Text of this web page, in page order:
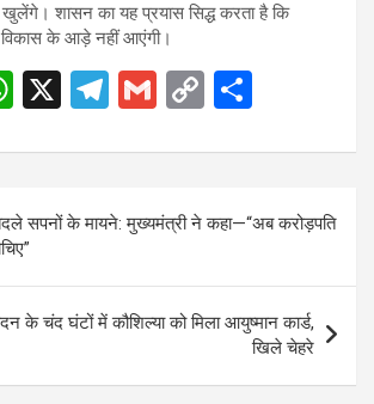
खुलेंगे। शासन का यह प्रयास सिद्ध करता है कि
विकास के आड़े नहीं आएंगी।
W
at
s
A
p
p
X
T
e
gr
a
m
G
ail
C
py
n
k
ar
सपनों के मायने: मुख्यमंत्री ने कहा—“अब करोड़पति
के चंद घंटों में कौशिल्या को मिला आयुष्मान कार्ड,
खिले चेहरे